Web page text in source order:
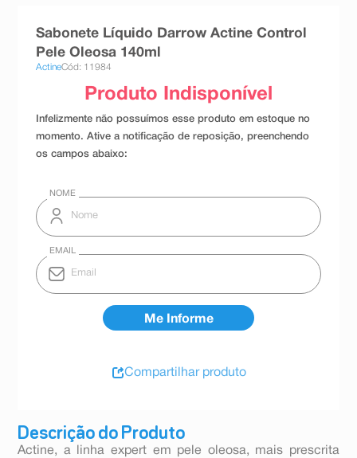
Descrição do Produto
Actine, a linha expert em pele oleosa, mais prescrita
Sabonete Líquido Darrow Actine Control
Pele Oleosa 140ml
ActineCód: 11984
Compartilhar produto
esmalte
10ºabsorvente